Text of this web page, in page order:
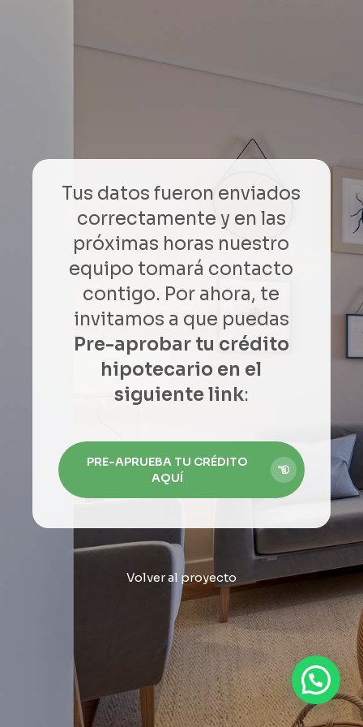
Tus datos fueron enviados
correctamente y en las
próximas horas nuestro
equipo tomará contacto
contigo. Por ahora, te
invitamos a que puedas
Pre-aprobar tu crédito
hipotecario en el
siguiente link:
PRE-APRUEBA TU CRÉDITO
AQUÍ
Volver al proyecto